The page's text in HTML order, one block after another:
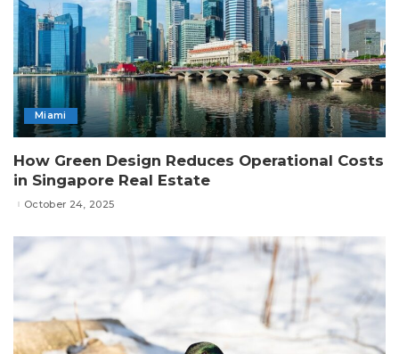
Miami
How Green Design Reduces Operational Costs
in Singapore Real Estate
October 24, 2025